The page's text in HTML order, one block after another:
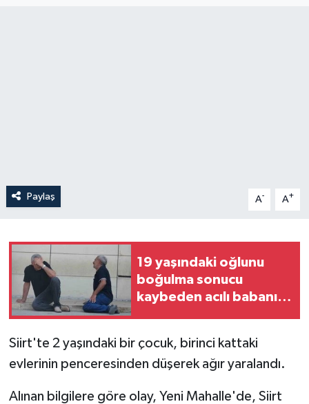
Paylaş A- A+
19 yaşındaki oğlunu
boğulma sonucu
kaybeden acılı babanın
Siirt'te 2 yaşındaki bir çocuk, birinci kattaki
evlerinin penceresinden düşerek ağır yaralandı.
Alınan bilgilere göre olay, Yeni Mahalle'de, Siirt